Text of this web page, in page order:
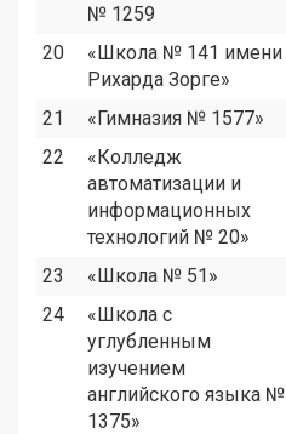
№ 1259
20
«Школа № 141 имени
Рихарда Зорге»
21 «Гимназия № 1577»
22
«Колледж
автоматизации и
информационных
технологий № 20»
23 «Школа № 51»
24
«Школа с
углубленным
изучением
английского языка №
1375»